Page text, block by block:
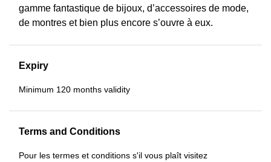
gamme fantastique de bijoux, d’accessoires de mode,
de montres et bien plus encore s’ouvre à eux.
Expiry
Minimum 120 months validity
Terms and Conditions
Pour les termes et conditions s'il vous plaît visitez